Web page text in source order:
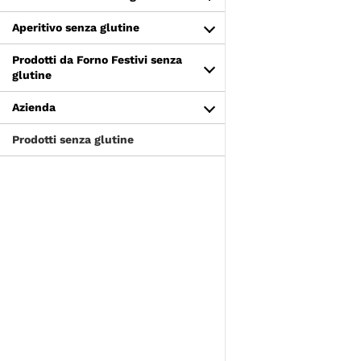
Aperitivo senza glutine
Prodotti da Forno Festivi senza
glutine
Azienda
Prodotti senza glutine